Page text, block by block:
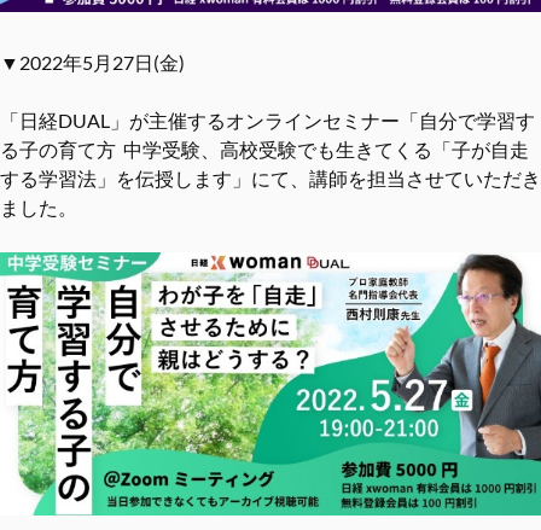
▼2022年5月27日(金)
「日経DUAL」が主催するオンラインセミナー「自分で学習す
る子の育て方 中学受験、高校受験でも生きてくる「子が自走
する学習法」を伝授します」にて、講師を担当させていただき
ました。